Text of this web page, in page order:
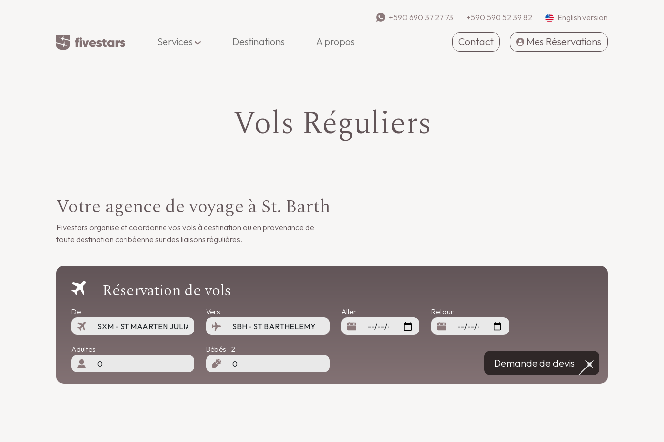
+590 690 37 27 73 +590 590 52 39 82 English version
Services Destinations A propos Contact Mes Réservations
Vols Réguliers
Votre agence de voyage à St. Barth
Fivestars organise et coordonne vos vols à destination ou en provenance de
toute destination caribéenne sur des liaisons régulières.
Réservation de vols
De Vers Aller Retour
Adultes Bébés -2
Demande de devis